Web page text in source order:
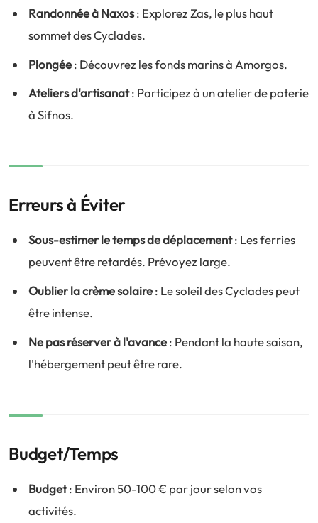
Randonnée à Naxos: Explorez Zas, le plus haut
sommet des Cyclades.
Plongée: Découvrez les fonds marins à Amorgos.
Ateliers d'artisanat: Participez à un atelier de poterie
à Sifnos.
Erreurs à Éviter
Sous-estimer le temps de déplacement: Les ferries
peuvent être retardés. Prévoyez large.
Oublier la crème solaire: Le soleil des Cyclades peut
être intense.
Ne pas réserver à l'avance: Pendant la haute saison,
l'hébergement peut être rare.
Budget/Temps
Budget: Environ 50-100 € par jour selon vos
activités.